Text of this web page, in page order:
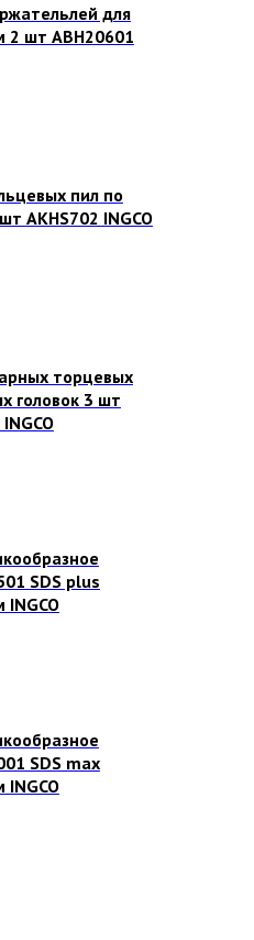
для
2 шт ABH20601
пил по
AKHS702 INGCO
торцевых
головок 3 шт
SDS plus
SDS max